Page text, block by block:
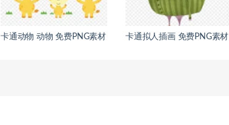
卡通动物 动物 免费PNG素材 卡通拟人插画 免费PNG素材